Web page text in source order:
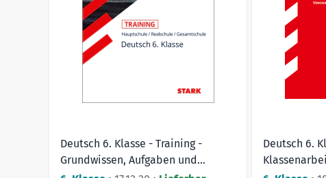
Deutsch 6. Klasse - Training -
Grundwissen, Aufgaben und
Deutsch 6.